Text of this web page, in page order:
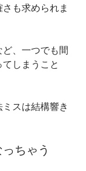
も求められま
、一つでも間
しまうこと
スは結構響き
ちゃう